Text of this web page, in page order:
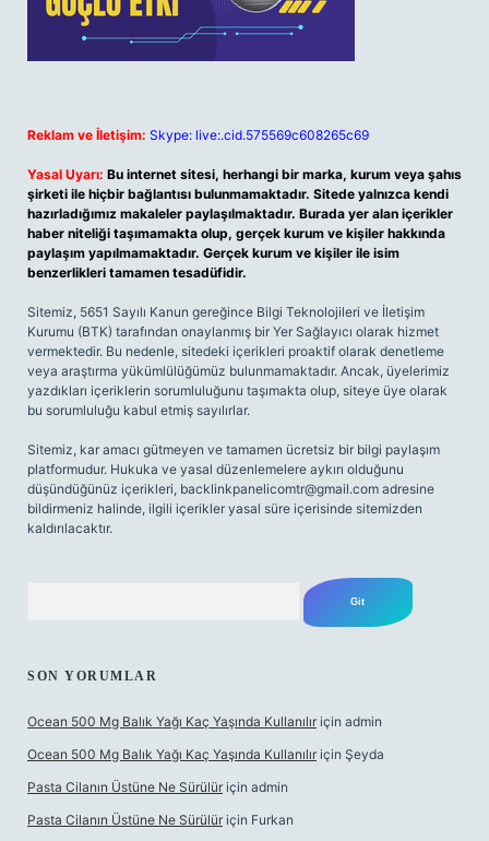
Reklam ve İletişim: Skype: live:.cid.575569c608265c69
Yasal Uyarı: Bu internet sitesi, herhangi bir marka, kurum veya şahıs
şirketi ile hiçbir bağlantısı bulunmamaktadır. Sitede yalnızca kendi
hazırladığımız makaleler paylaşılmaktadır. Burada yer alan içerikler
haber niteliği taşımamakta olup, gerçek kurum ve kişiler hakkında
paylaşım yapılmamaktadır. Gerçek kurum ve kişiler ile isim
benzerlikleri tamamen tesadüfidir.
Sitemiz, 5651 Sayılı Kanun gereğince Bilgi Teknolojileri ve İletişim
Kurumu (BTK) tarafından onaylanmış bir Yer Sağlayıcı olarak hizmet
vermektedir. Bu nedenle, sitedeki içerikleri proaktif olarak denetleme
veya araştırma yükümlülüğümüz bulunmamaktadır. Ancak, üyelerimiz
yazdıkları içeriklerin sorumluluğunu taşımakta olup, siteye üye olarak
bu sorumluluğu kabul etmiş sayılırlar.
Sitemiz, kar amacı gütmeyen ve tamamen ücretsiz bir bilgi paylaşım
platformudur. Hukuka ve yasal düzenlemelere aykırı olduğunu
düşündüğünüz içerikleri, backlinkpanelicomtr@gmail.com adresine
bildirmeniz halinde, ilgili içerikler yasal süre içerisinde sitemizden
kaldırılacaktır.
SON YORUMLAR
Ocean 500 Mg Balık Yağı Kaç Yaşında Kullanılır için admin
Ocean 500 Mg Balık Yağı Kaç Yaşında Kullanılır için Şeyda
Pasta Cilanın Üstüne Ne Sürülür için admin
Pasta Cilanın Üstüne Ne Sürülür için Furkan